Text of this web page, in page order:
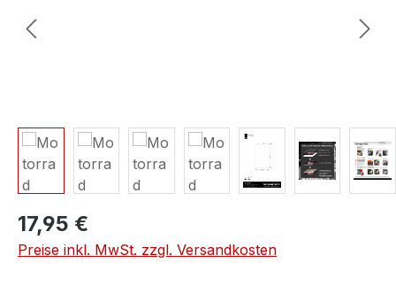
17,95 €
Preise inkl. MwSt. zzgl. Versandkosten